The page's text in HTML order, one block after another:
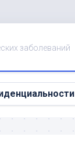
заболеваний